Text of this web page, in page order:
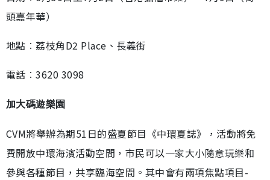
頭嘉年華）
地點︰荔枝角D2 Place、長義街
電話︰3620 3098
加大碼遊樂園
CVM將舉辦為期51日的盛夏節目《中環夏誌》，活動將免
費開放中環海濱活動空間，市民可以一家大小隨意玩樂和
參與各種節目，共享臨海空間。其中會有兩項焦點項目-